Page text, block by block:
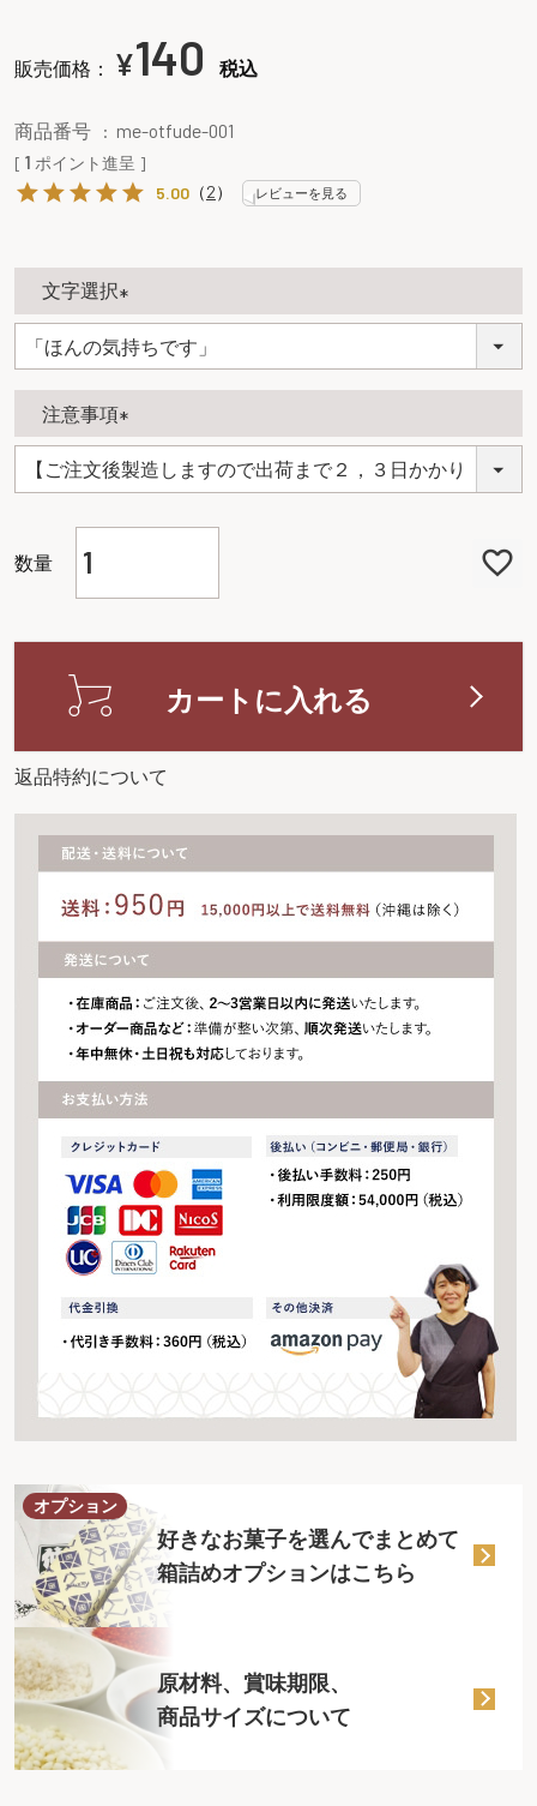
販売価格： ¥140 税込
商品番号 me-otfude-001
[ 1 ポイント進呈 ]
5.00（2） レビューを見る
文字選択
(
必
須
)
注意事項
(
必
カートに入れる
返品特約について
オプション
好きなお菓子を選んでまとめて
箱詰めオプションはこちら
原材料、賞味期限、
商品サイズについて